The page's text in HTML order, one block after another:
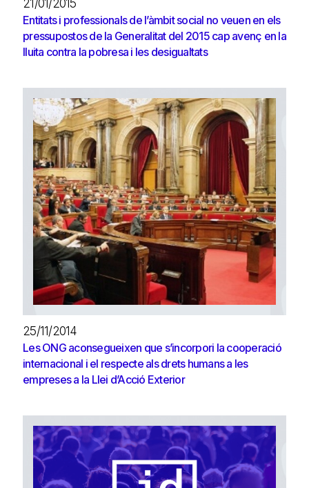
21/01/2015
Entitats i professionals de l’àmbit social no veuen en els
pressupostos de la Generalitat del 2015 cap avenç en la
lluita contra la pobresa i les desigualtats
25/11/2014
Les ONG aconsegueixen que s’incorpori la cooperació
internacional i el respecte als drets humans a les
empreses a la Llei d’Acció Exterior